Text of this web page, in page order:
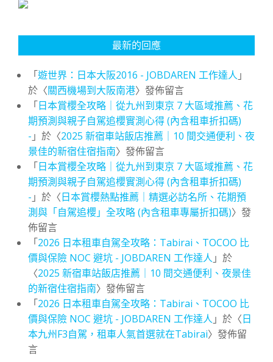
最新的回應
「遊世界：日本大阪2016 - JOBDAREN 工作達人 」
於〈關西機場到大阪南港〉發佈留言
「日本賞櫻全攻略｜從九州到東京 7 大區域推薦、花
期預測與親子自駕追櫻實測心得 (內含租車折扣碼)
- 」於〈2025 新宿車站飯店推薦｜10 間交通便利、夜
景佳的新宿住宿指南〉發佈留言
「日本賞櫻全攻略｜從九州到東京 7 大區域推薦、花
期預測與親子自駕追櫻實測心得 (內含租車折扣碼)
- 」於〈日本賞櫻熱點推薦｜精選必訪名所、花期預
測與「自駕追櫻」全攻略 (內含租車專屬折扣碼)〉發
佈留言
「2026 日本租車自駕全攻略：Tabirai、TOCOO 比
價與保險 NOC 避坑 - JOBDAREN 工作達人 」於
〈2025 新宿車站飯店推薦｜10 間交通便利、夜景佳
的新宿住宿指南〉發佈留言
「2026 日本租車自駕全攻略：Tabirai、TOCOO 比
價與保險 NOC 避坑 - JOBDAREN 工作達人 」於〈日
本九州F3自駕，租車人氣首選就在Tabirai〉發佈留
言